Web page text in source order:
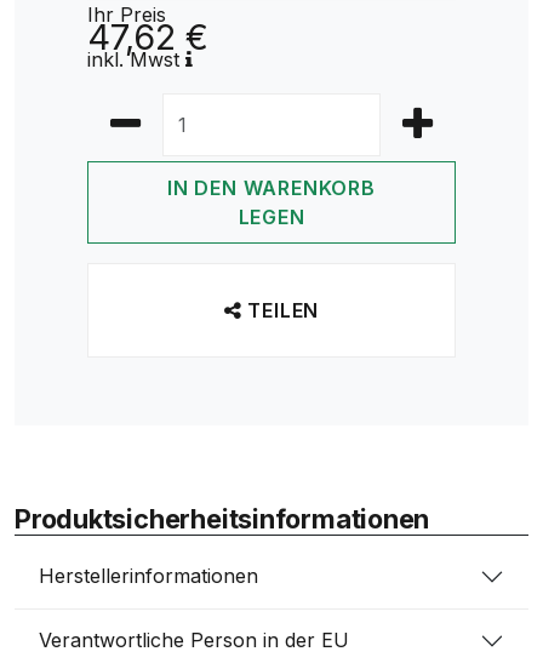
Ihr Preis
47,62 €
inkl. Mwst
IN DEN WARENKORB
LEGEN
TEILEN
Produktsicherheitsinformationen
Herstellerinformationen
Verantwortliche Person in der EU